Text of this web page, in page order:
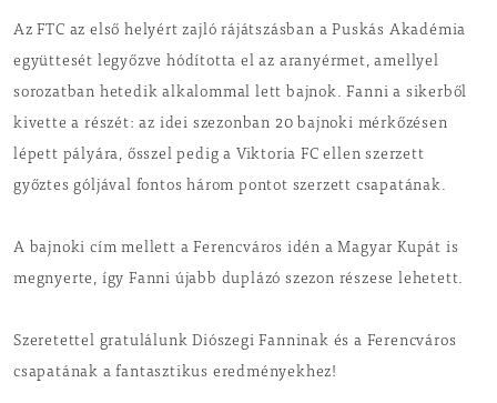
Az FTC az első helyért zajló rájátszásban a Puskás Akadémia
együttesét legyőzve hódította el az aranyérmet, amellyel
sorozatban hetedik alkalommal lett bajnok. Fanni a sikerből
kivette a részét: az idei szezonban 20 bajnoki mérkőzésen
lépett pályára, ősszel pedig a Viktoria FC ellen szerzett
győztes góljával fontos három pontot szerzett csapatának.
A bajnoki cím mellett a Ferencváros idén a Magyar Kupát is
megnyerte, így Fanni újabb duplázó szezon részese lehetett.
Szeretettel gratulálunk Diószegi Fanninak és a Ferencváros
csapatának a fantasztikus eredményekhez!